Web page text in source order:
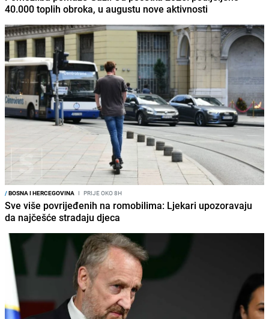
40.000 toplih obroka, u augustu nove aktivnosti
/BOSNA I HERCEGOVINA I PRIJE OKO 8H
Sve više povrijeđenih na romobilima: Ljekari upozoravaju
da najčešće stradaju djeca